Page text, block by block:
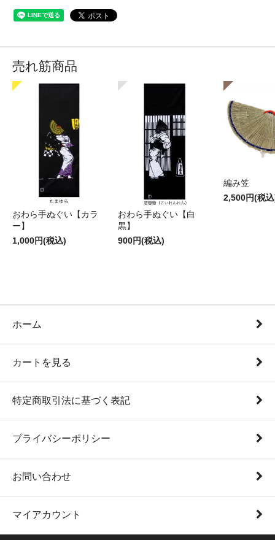
売れ筋商品
おわら手ぬぐい【カラ
ー】
1,000円(税込)
おわら手ぬぐい【白
黒】
900円(税込)
編み笠
2,500円(税
ホーム
カートを見る
特定商取引法に基づく表記
プライバシーポリシー
お問い合わせ
マイアカウント